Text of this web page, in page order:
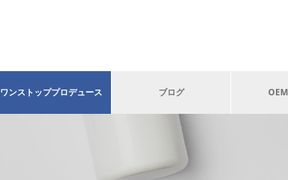
ワンストッププロデュース ブログ